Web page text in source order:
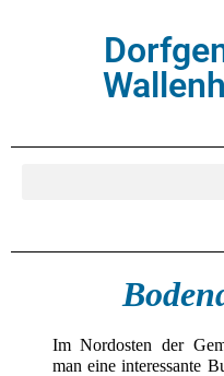
Im Nordosten der
man eine interessante